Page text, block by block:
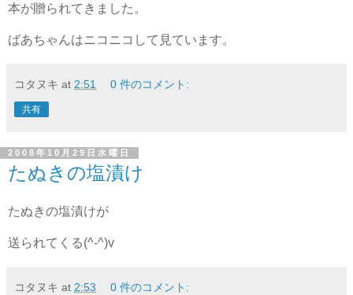
本が贈られてきました。
ばあちゃんはニコニコして見ています。
コタヌキ at 2:51 0 件のコメント:
共有
2008年10月29日水曜日
たぬきの塩漬け
たぬきの塩漬けが
送られてくる(^-^)v
コタヌキ at 2:53 0 件のコメント: